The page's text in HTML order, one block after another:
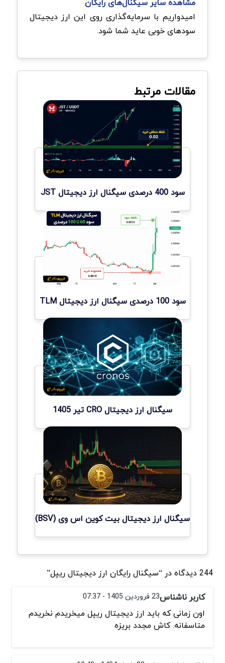
امیدواریم با سرمایه‌گذاری روی این ارز دیجیتال
سودهای خوبی عاید شما شود.
مقالات مرتبط
سود 400 درصدی سیگنال ارز دیجیتال JST
سود 100 درصدی سیگنال ارز دیجیتال TLM
سیگنال ارز دیجیتال CRO تیر 1405
سیگنال ارز دیجیتال بیت کوین اس وی (BSV)
244 دیدگاه در “سیگنال رایگان ارز دیجیتال ریپل”
کاربر ناشناس23 فروردین 1405 - 07:37
اون زمانی که باید ارز دیجیتال ریپل میخریدم نخریدم
متاسفانه. کاش مجدد بریزه